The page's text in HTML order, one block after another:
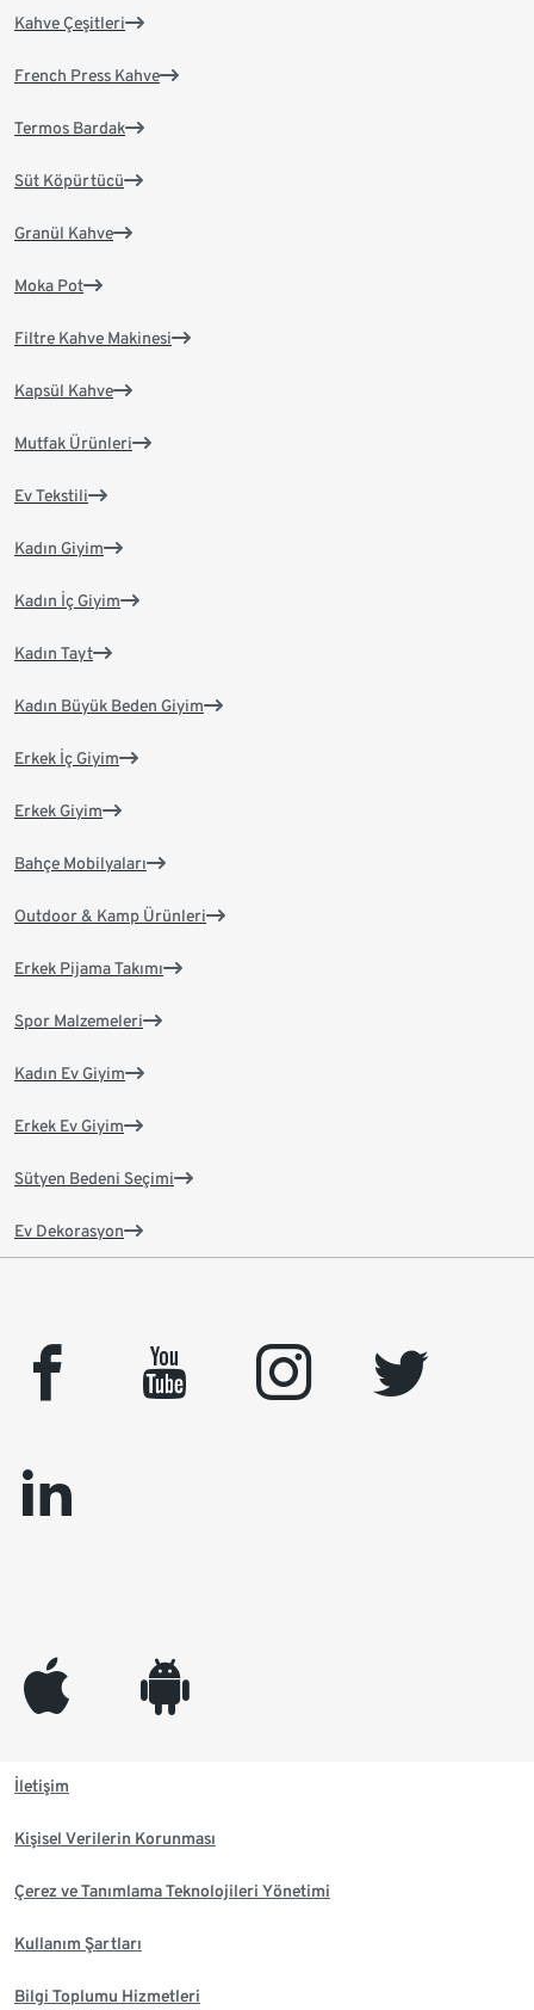
Kahve Çeşitleri
French Press Kahve
Termos Bardak
Süt Köpürtücü
Granül Kahve
Moka Pot
Filtre Kahve Makinesi
Kapsül Kahve
Mutfak Ürünleri
Ev Tekstili
Kadın Giyim
Kadın İç Giyim
Kadın Tayt
Kadın Büyük Beden Giyim
Erkek İç Giyim
Erkek Giyim
Bahçe Mobilyaları
Outdoor & Kamp Ürünleri
Erkek Pijama Takımı
Spor Malzemeleri
Kadın Ev Giyim
Erkek Ev Giyim
Sütyen Bedeni Seçimi
Ev Dekorasyon
facebook youtube instagram
twitter
linkedin
appleinc android
İletişim
Kişisel Verilerin Korunması
Çerez ve Tanımlama Teknolojileri Yönetimi
Kullanım Şartları
Bilgi Toplumu Hizmetleri